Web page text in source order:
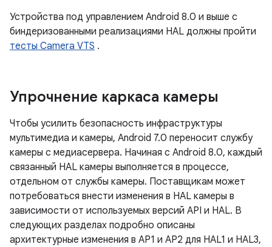
Устройства под управлением Android 8.0 и выше с
биндеризованными реализациями HAL должны пройти
тесты Camera VTS .
Упрочнение каркаса камеры
Чтобы усилить безопасность инфраструктуры
мультимедиа и камеры, Android 7.0 переносит службу
камеры с медиасервера. Начиная с Android 8.0, каждый
связанный HAL камеры выполняется в процессе,
отдельном от службы камеры. Поставщикам может
потребоваться внести изменения в HAL камеры в
зависимости от используемых версий API и HAL. В
следующих разделах подробно описаны
архитектурные изменения в AP1 и AP2 для HAL1 и HAL3,